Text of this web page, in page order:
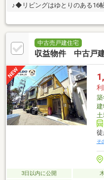
♪◆リビングはゆとりのある16
中古売戸建住宅
収益物件 中古戸
利
築
徒
そ
3日以内に公開